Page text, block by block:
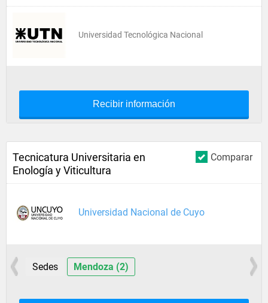
Universidad Tecnológica Nacional
Recibir información
Comparar
Tecnicatura Universitaria en
Enología y Viticultura
Universidad Nacional de Cuyo
Sedes Mendoza (2)